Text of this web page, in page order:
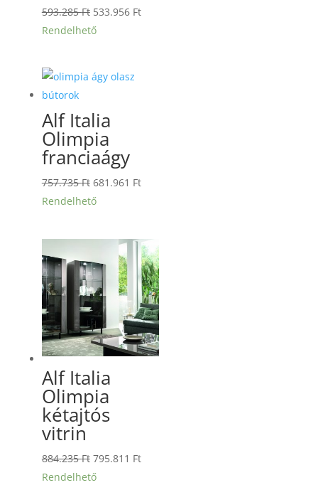
593.285Ft Original
price
533.956 FtCurrent
Rendelhető
Alf Italia
Olimpia
franciaágy
757.735Ft Original
price
757.735 Ft.
681.961 FtCurrent
681.961 Ft.
Rendelhető
Alf Italia
Olimpia
kétajtós
vitrin
884.235Ft Original
price
795.811 FtCurrent
Rendelhető